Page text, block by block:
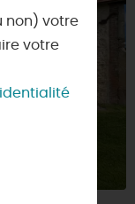
non) votre
votre